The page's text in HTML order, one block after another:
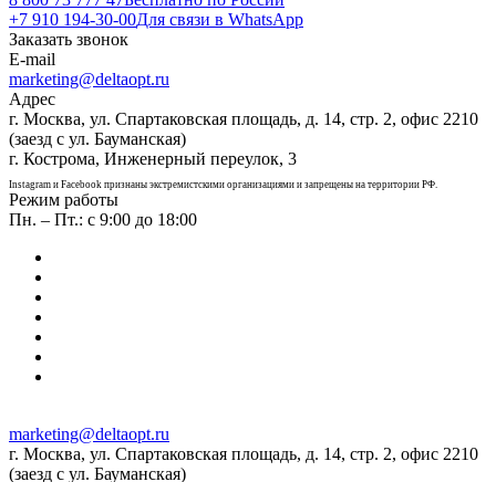
+7 910 194-30-00Для связи в WhatsApp
Заказать звонок
E-mail
marketing@deltaopt.ru
Адрес
г. Москва, ул. Спартаковская площадь, д. 14, стр. 2, офис 2210
(заезд с ул. Бауманская)
г. Кострома, Инженерный переулок, 3
Instagram и Facebook признаны экстремистскими организациями и запрещены на территории РФ.
Режим работы
Пн. – Пт.: с 9:00 до 18:00
marketing@deltaopt.ru
г. Москва, ул. Спартаковская площадь, д. 14, стр. 2, офис 2210
(заезд с ул. Бауманская)